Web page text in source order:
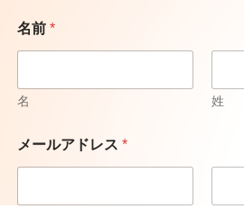
名前 *
名 姓
メールアドレス *